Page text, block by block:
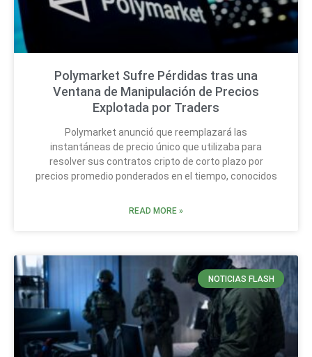
Polymarket Sufre Pérdidas tras una
Ventana de Manipulación de Precios
Explotada por Traders
Polymarket anunció que reemplazará las
instantáneas de precio único que utilizaba para
resolver sus contratos cripto de corto plazo por
precios promedio ponderados en el tiempo, conocidos
READ MORE »
NOTICIAS FLASH